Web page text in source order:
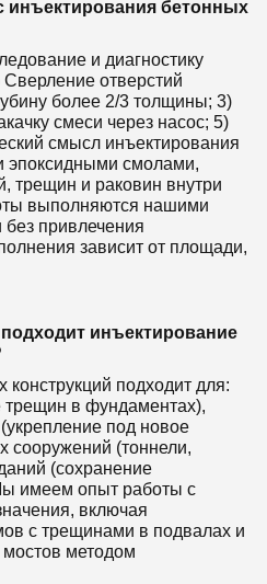
инъектирования бетонных
и диагностику
Сверление отверстий
более 2/3 толщины; 3)
смеси через насос; 5)
смысл инъектирования
эпоксидными смолами,
трещин и раковин внутри
выполняются нашими
привлечения
зависит от площади,
инъектирование
подходит для:
в фундаментах),
под новое
сооружений (тоннели,
(сохранение
имеем опыт работы с
включая
с трещинами в подвалах и
методом